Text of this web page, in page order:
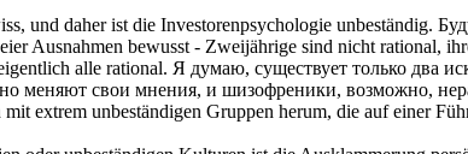
und daher ist die Investorenpsychologie unbeständig.
Ausnahmen bewusst - Zweijährige sind nicht rational,
alle rational. Я думаю, существует только два
меняют свои мнения, и шизофреники, возможно,
mit extrem unbeständigen Gruppen herum, die auf einer